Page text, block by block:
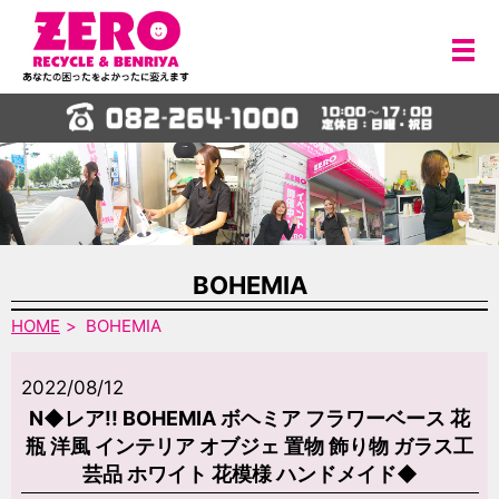
メ
BOHEMIA
HOME BOHEMIA
2022/08/12
N◆レア!! BOHEMIA ボヘミア フラワーベース 花
瓶 洋風 インテリア オブジェ 置物 飾り物 ガラス工
芸品 ホワイト 花模様 ハンドメイド◆